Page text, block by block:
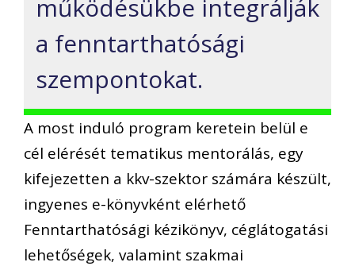
működésükbe integrálják
a fenntarthatósági
szempontokat.
A most induló program keretein belül e
cél elérését tematikus mentorálás, egy
kifejezetten a kkv-szektor számára készült,
ingyenes e-könyvként elérhető
Fenntarthatósági kézikönyv, céglátogatási
lehetőségek, valamint szakmai